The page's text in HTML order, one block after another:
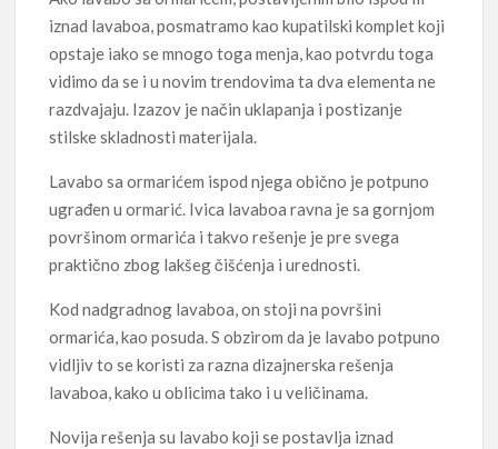
iznad lavaboa, posmatramo kao kupatilski komplet koji
opstaje iako se mnogo toga menja, kao potvrdu toga
vidimo da se i u novim trendovima ta dva elementa ne
razdvajaju. Izazov je način uklapanja i postizanje
stilske skladnosti materijala.
Lavabo sa ormarićem ispod njega obično je potpuno
ugrađen u ormarić. Ivica lavaboa ravna je sa gornjom
površinom ormarića i takvo rešenje je pre svega
praktično zbog lakšeg čišćenja i urednosti.
Kod nadgradnog lavaboa, on stoji na površini
ormarića, kao posuda. S obzirom da je lavabo potpuno
vidljiv to se koristi za razna dizajnerska rešenja
lavaboa, kako u oblicima tako i u veličinama.
Novija rešenja su lavabo koji se postavlja iznad